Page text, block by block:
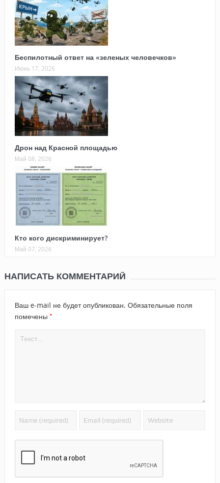
Беспилотный ответ на «зеленых человечков»
Июнь 17, 2026
Дрон над Красной площадью
Май 08, 2026
Кто кого дискриминирует?
Май 07, 2026
НАПИСАТЬ КОММЕНТАРИЙ
Ваш e-mail не будет опубликован. Обязательные поля
помечены *